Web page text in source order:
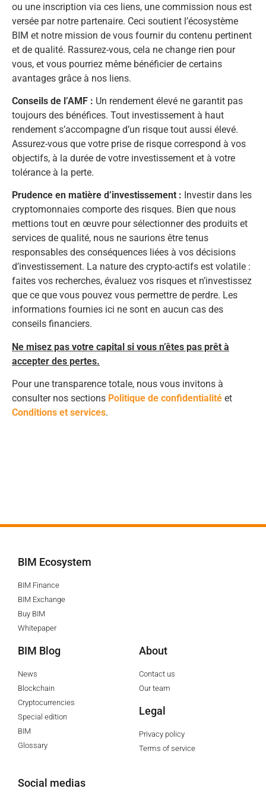
ou une inscription via ces liens, une commission nous est
versée par notre partenaire. Ceci soutient l’écosystème
BIM et notre mission de vous fournir du contenu pertinent
et de qualité. Rassurez-vous, cela ne change rien pour
vous, et vous pourriez même bénéficier de certains
avantages grâce à nos liens.
Conseils de l’AMF : Un rendement élevé ne garantit pas
toujours des bénéfices. Tout investissement à haut
rendement s’accompagne d’un risque tout aussi élevé.
Assurez-vous que votre prise de risque correspond à vos
objectifs, à la durée de votre investissement et à votre
tolérance à la perte.
Prudence en matière d’investissement : Investir dans les
cryptomonnaies comporte des risques. Bien que nous
mettions tout en œuvre pour sélectionner des produits et
services de qualité, nous ne saurions être tenus
responsables des conséquences liées à vos décisions
d’investissement. La nature des crypto-actifs est volatile :
faites vos recherches, évaluez vos risques et n’investissez
que ce que vous pouvez vous permettre de perdre. Les
informations fournies ici ne sont en aucun cas des
conseils financiers.
Ne misez pas votre capital si vous n’êtes pas prêt à
accepter des pertes.
Pour une transparence totale, nous vous invitons à
consulter nos sections Politique de confidentialité et
Conditions et services.
BIM Ecosystem
BIM Finance
BIM Exchange
Buy BIM
Whitepaper
BIM Blog
News
Blockchain
Cryptocurrencies
Special edition
BIM
Glossary
About
Contact us
Our team
Legal
Privacy policy
Terms of service
Social medias